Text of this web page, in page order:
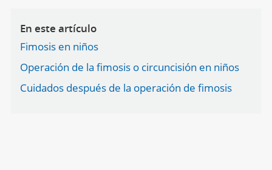
En este artículo
Fimosis en niños
Operación de la fimosis o circuncisión en niños
Cuidados después de la operación de fimosis